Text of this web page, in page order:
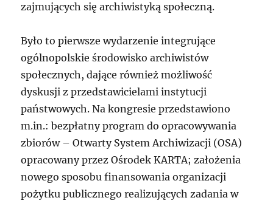
zajmujących się archiwistyką społeczną.
Było to pierwsze wydarzenie integrujące
ogólnopolskie środowisko archiwistów
społecznych, dające również możliwość
dyskusji z przedstawicielami instytucji
państwowych. Na kongresie przedstawiono
m.in.: bezpłatny program do opracowywania
zbiorów – Otwarty System Archiwizacji (OSA)
opracowany przez Ośrodek KARTA; założenia
nowego sposobu finansowania organizacji
pożytku publicznego realizujących zadania w